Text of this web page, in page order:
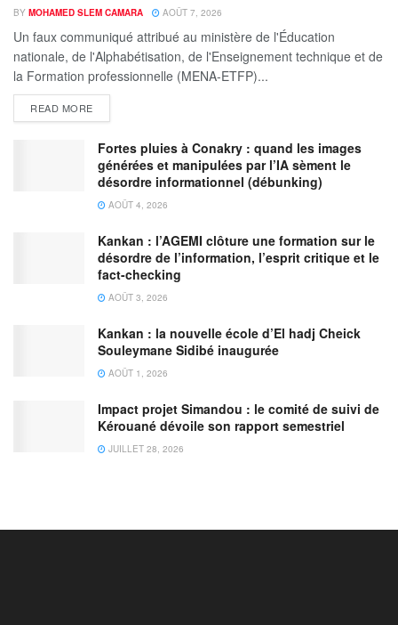
BY MOHAMED SLEM CAMARA AOÛT 7, 2026
Un faux communiqué attribué au ministère de l'Éducation
nationale, de l'Alphabétisation, de l'Enseignement technique et de
la Formation professionnelle (MENA-ETFP)...
READ MORE
Fortes pluies à Conakry : quand les images
générées et manipulées par l’IA sèment le
désordre informationnel (débunking)
AOÛT 4, 2026
Kankan : l’AGEMI clôture une formation sur le
désordre de l’information, l’esprit critique et le
fact-checking
AOÛT 3, 2026
Kankan : la nouvelle école d’El hadj Cheick
Souleymane Sidibé inaugurée
AOÛT 1, 2026
Impact projet Simandou : le comité de suivi de
Kérouané dévoile son rapport semestriel
JUILLET 28, 2026